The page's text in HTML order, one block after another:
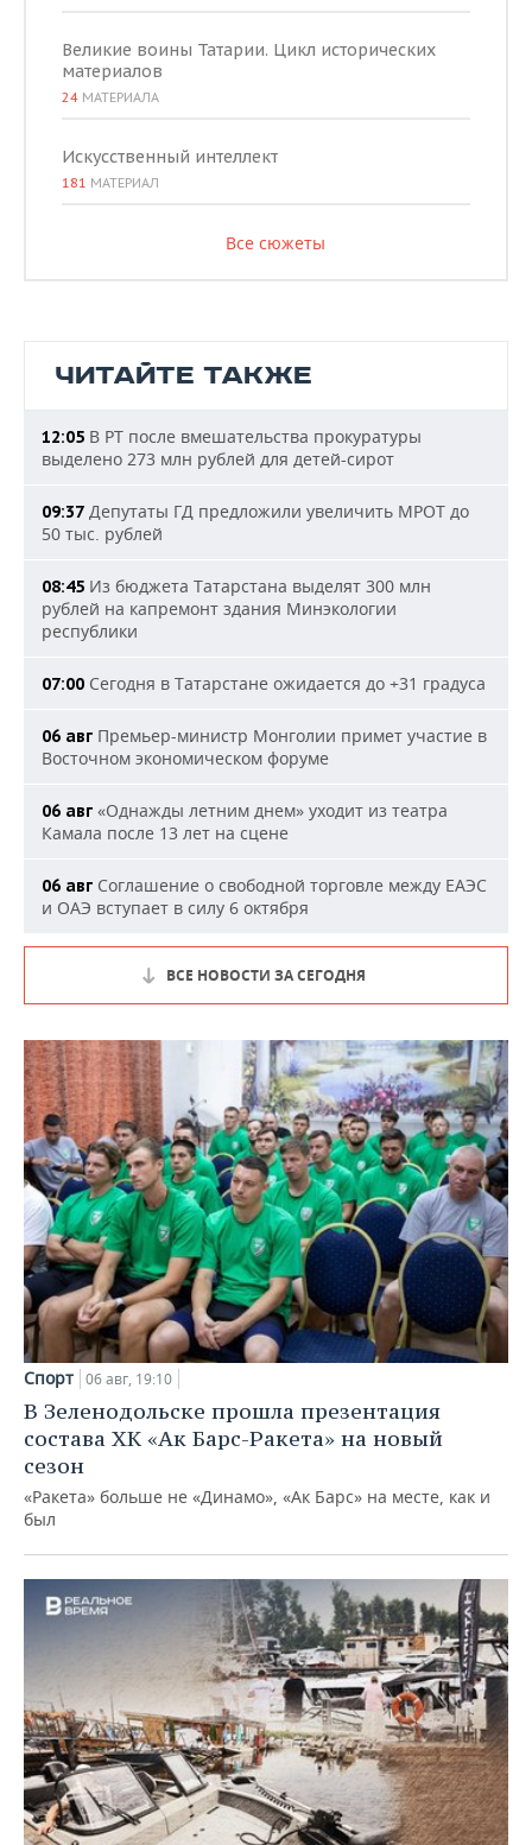
Великие воины Татарии. Цикл исторических
материалов
24 МАТЕРИАЛА
Искусственный интеллект
181 МАТЕРИАЛ
Все сюжеты
ЧИТАЙТЕ ТАКЖЕ
12:05 В РТ после вмешательства прокуратуры
выделено 273 млн рублей для детей-сирот
09:37 Депутаты ГД предложили увеличить МРОТ до
50 тыс. рублей
08:45 Из бюджета Татарстана выделят 300 млн
рублей на капремонт здания Минэкологии
республики
07:00 Сегодня в Татарстане ожидается до +31 градуса
06 авг Премьер-министр Монголии примет участие в
Восточном экономическом форуме
06 авг «Однажды летним днем» уходит из театра
Камала после 13 лет на сцене
06 авг Соглашение о свободной торговле между ЕАЭС
и ОАЭ вступает в силу 6 октября
ВСЕ НОВОСТИ ЗА СЕГОДНЯ
Спорт 06 авг, 19:10
В Зеленодольске прошла презентация
состава ХК «Ак Барс-Ракета» на новый
сезон
«Ракета» больше не «Динамо», «Ак Барс» на месте, как и
был